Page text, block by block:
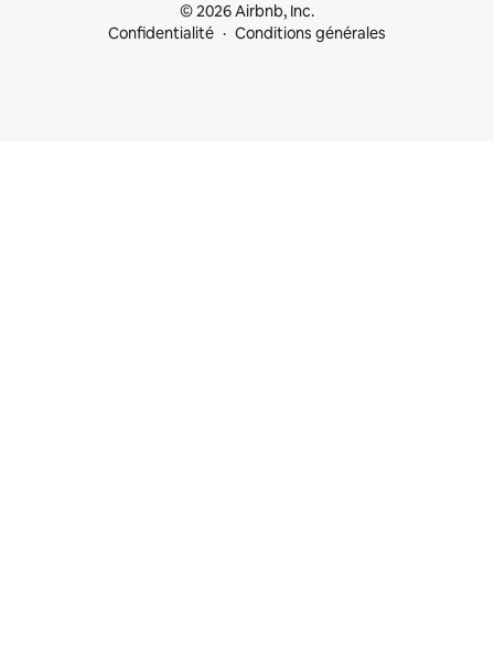
© 2026 Airbnb, Inc.
Confidentialité
Conditions générales